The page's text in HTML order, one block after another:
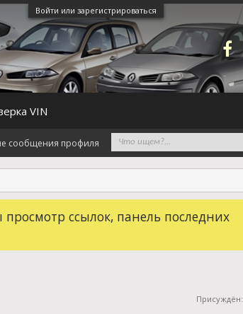
Войти или зарегистрироваться
ссылок, панель последних
Присуждён:
сообщения профиля
VIN